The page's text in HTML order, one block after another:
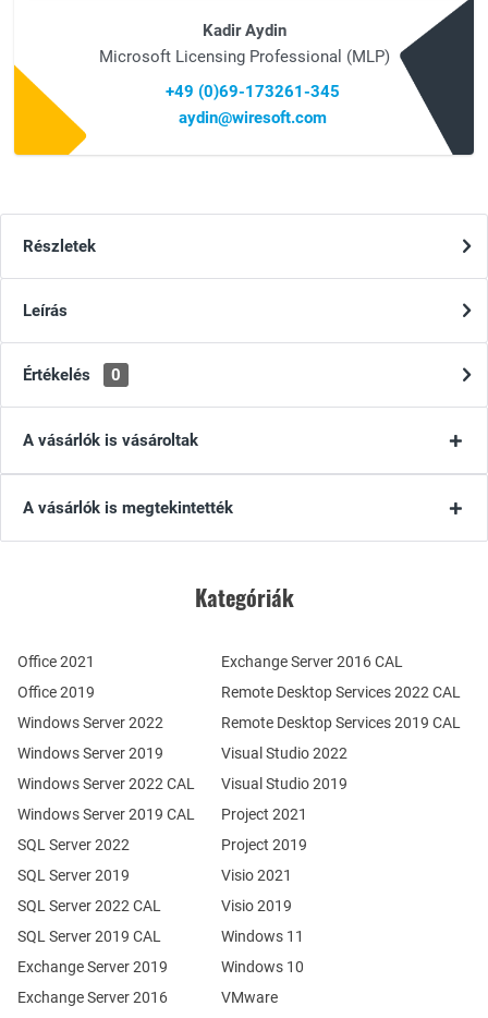
Kadir Aydin
Microsoft Licensing Professional (MLP)
+49 (0)69-173261-345
aydin@wiresoft.com
Részletek
Leírás
Értékelés 0
A vásárlók is vásároltak
A vásárlók is megtekintették
Kategóriák
Office 2021
Office 2019
Windows Server 2022
Windows Server 2019
Exchange Server 2019
Exchange Server 2016
SQL Server 2022
SQL Server 2019
Windows Server 2022 CAL
Windows Server 2019 CAL
SQL Server 2022 CAL
SQL Server 2019 CAL
Remote Desktop Services 2022 CAL
Remote Desktop Services 2019 CAL
Exchange Server 2016 CAL
Visual Studio 2022
Visual Studio 2019
Project 2021
Project 2019
Visio 2021
Visio 2019
Windows 11
Windows 10
VMware